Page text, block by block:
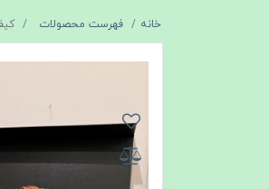
خانه فهرست محصولات